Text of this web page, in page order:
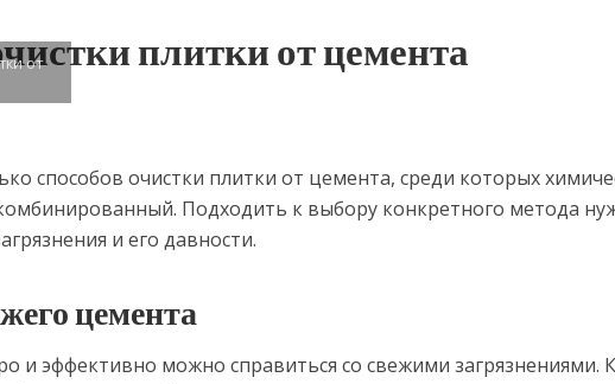
плитки от цемента
от
способов очистки плитки от цемента, среди которых
Подходить к выбору конкретного метода
и его давности.
цемента
и эффективно можно справиться со свежими загрязнениями.